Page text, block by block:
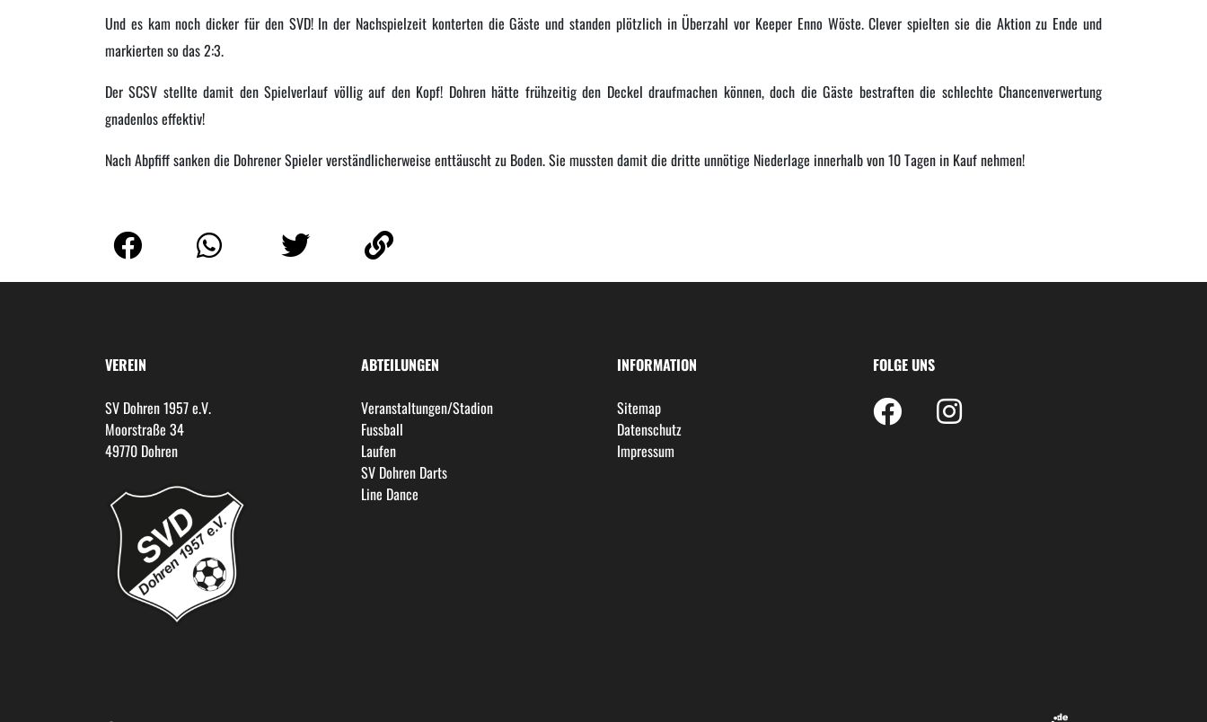
Und es kam noch dicker für den SVD! In der Nachspielzeit konterten die Gäste und standen plötzlich in Überzahl vor Keeper Enno Wöste. Clever spielten sie die Aktion zu Ende und
markierten so das 2:3.
Der SCSV stellte damit den Spielverlauf völlig auf den Kopf! Dohren hätte frühzeitig den Deckel draufmachen können, doch die Gäste bestraften die schlechte Chancenverwertung
gnadenlos effektiv!
Nach Abpfiff sanken die Dohrener Spieler verständlicherweise enttäuscht zu Boden. Sie mussten damit die dritte unnötige Niederlage innerhalb von 10 Tagen in Kauf nehmen!
VEREIN
SV Dohren 1957 e.V.
Moorstraße 34
49770 Dohren
ABTEILUNGEN
Veranstaltungen/Stadion
Fussball
Laufen
SV Dohren Darts
Line Dance
INFORMATION
Sitemap
Datenschutz
Impressum
FOLGE UNS